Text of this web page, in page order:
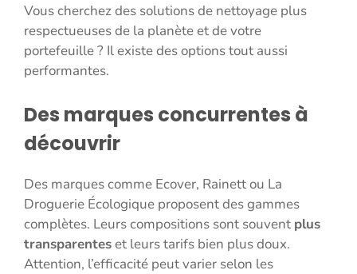
Vous cherchez des solutions de nettoyage plus
respectueuses de la planète et de votre
portefeuille ? Il existe des options tout aussi
performantes.
Des marques concurrentes à
découvrir
Des marques comme Ecover, Rainett ou La
Droguerie Écologique proposent des gammes
complètes. Leurs compositions sont souvent plus
transparenteset leurs tarifs bien plus doux.
Attention, l’efficacité peut varier selon les